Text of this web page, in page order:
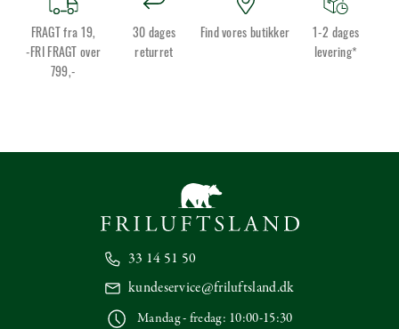
FRAGT fra 19,
-FRI FRAGT over
799,-
30 dages
returret
Find vores butikker
1-2 dages
levering*
33 14 51 50
kundeservice@friluftsland.dk
Mandag - fredag: 10:00-15:30